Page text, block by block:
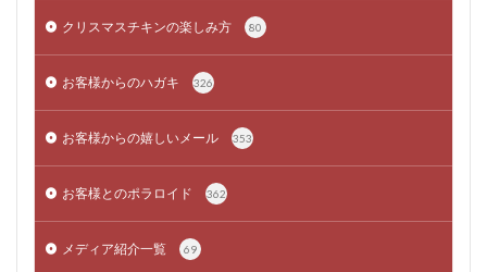
クリスマスチキンの楽しみ方 80
お客様からのハガキ 326
お客様からの嬉しいメール 353
お客様とのポラロイド 362
メディア紹介一覧 69